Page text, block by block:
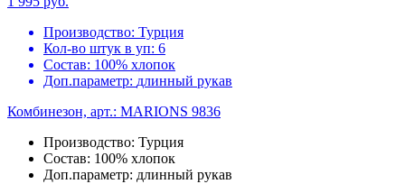
Производство: Турция
Кол-во штук в уп: 6
Состав: 100% хлопок
Доп.параметр: длинный рукав
Комбинезон, арт.: MARIONS 9836
Производство: Турция
Состав: 100% хлопок
Доп.параметр: длинный рукав